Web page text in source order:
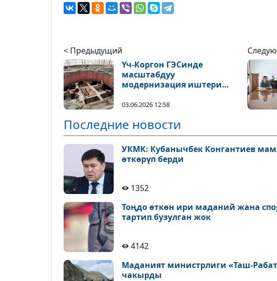
< Предыдущий
Үч-Коргон ГЭСинде
масштабдуу
модернизация иштери
03.06.2026 12:58
Последние новости
УКМК: Кубанычбек Конгантиев
өткөрүп берди
1352
Тоңдо өткөн ири маданий жана
тартип бузулган жок
4142
Маданият министрлиги «Таш-
чакырды